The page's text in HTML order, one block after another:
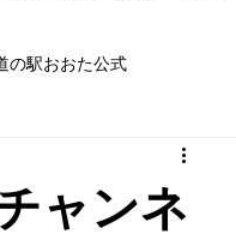
の駅おおた公式
道の駅おおた駅長公式
ャンネ